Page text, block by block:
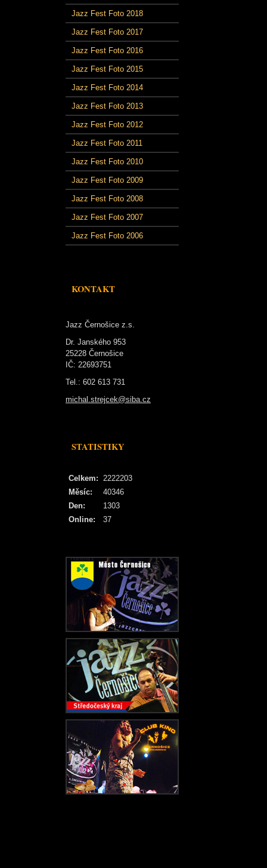
Jazz Fest Foto 2018
Jazz Fest Foto 2017
Jazz Fest Foto 2016
Jazz Fest Foto 2015
Jazz Fest Foto 2014
Jazz Fest Foto 2013
Jazz Fest Foto 2012
Jazz Fest Foto 2011
Jazz Fest Foto 2010
Jazz Fest Foto 2009
Jazz Fest Foto 2008
Jazz Fest Foto 2007
Jazz Fest Foto 2006
KONTAKT
Jazz Černošice z.s.
Dr. Janského 953
25228 Černošice
IČ: 22693751
Tel.: 602 613 731
michal.strejcek@siba.cz
STATISTIKY
Online: 37
Celkem: 2222203
Měsíc:
40346
Den:
1303